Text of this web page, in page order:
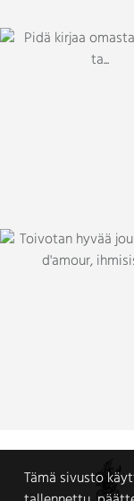
Tämä sivusto